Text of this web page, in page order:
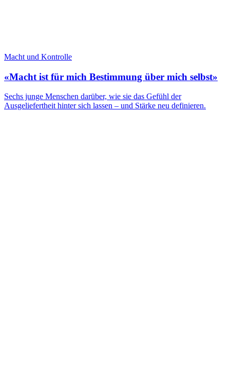
Macht und Kontrolle
«Macht ist für mich Bestimmung über mich selbst»
Sechs junge Menschen darüber, wie sie das Gefühl der
Ausgeliefertheit hinter sich lassen – und Stärke neu definieren.